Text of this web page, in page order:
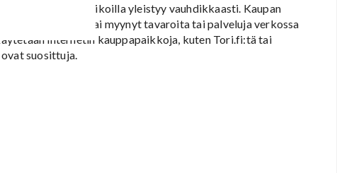
ja kauppapaikoilla yleistyy vauhdikkaasti. Kaupan
on ostanut tai myynyt tavaroita tai palveluja verkossa
internetin kauppapaikkoja, kuten Tori.fi:tä tai
suosittuja.